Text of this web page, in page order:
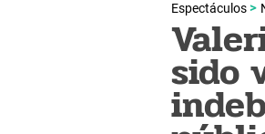
Espectáculos
sido